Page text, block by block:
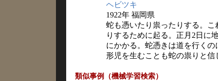
ヘビツキ
1922年 福岡県
蛇も憑いたり祟ったりする。
りするために起る。正月2日に
にかかる。蛇憑きは道を行く
形児を生むことも蛇の祟りと信
類似事例（機械学習検索）